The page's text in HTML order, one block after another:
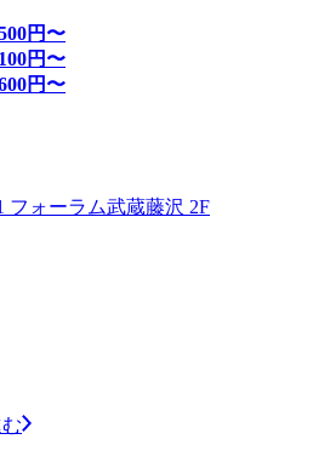
円〜
円〜
円〜
フォーラム武蔵藤沢 2F